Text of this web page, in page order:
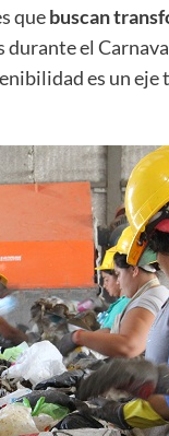
quebuscan
durante el
es un eje